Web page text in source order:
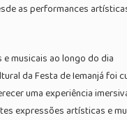
as performances
musicais ao longo do dia
da Festa de Iemanjá foi
uma experiência
expressões artísticas e